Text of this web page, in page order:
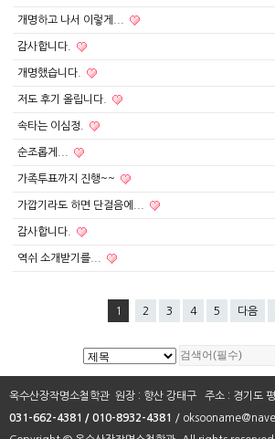
개명하고 나서 이렇게...
감사합니다.
개명했습니다.
저도 후기 올립니다.
속타는 이심정.
순조롭게...
가족투표까지 진행~~
가깝기라도 하면 단걸음에...
감사합니다.
역쉬 소개받기를...
1 2 3 4 5 다음
옥수산장작명소철학관 원장 : 향산 강태구 주소 : 경기도
031-662-4381 / 010-8932-4381
/